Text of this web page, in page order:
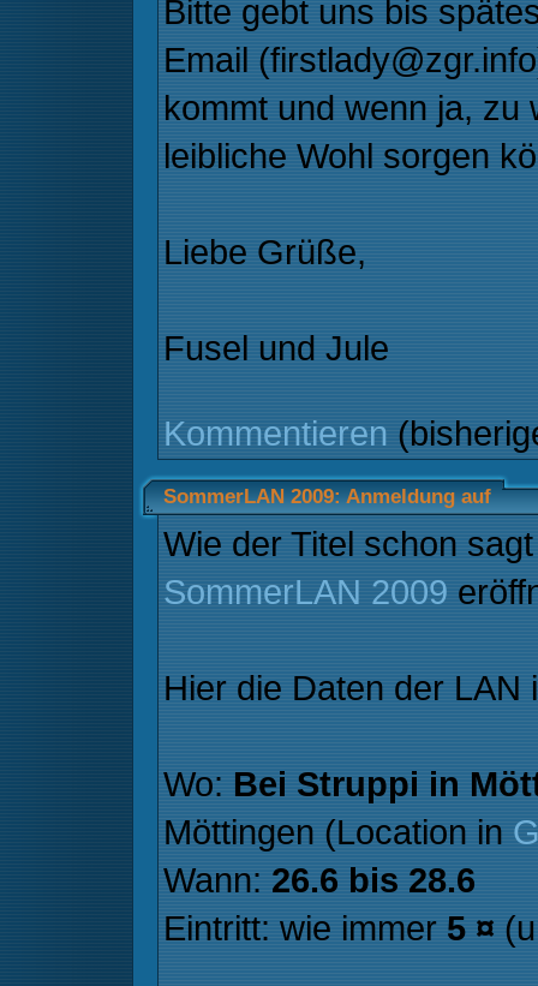
Bitte gebt uns bis
Email
kommt und wenn ja, zu
leibliche Wohl sorgen
Liebe Grüße,
Fusel und Jule
Kommentieren
SommerLAN 2009: Anmeldung auf
Wie der Titel schon
SommerLAN 2009
Hier die Daten der LAN
Wo: Bei Struppi in
Möttingen (Location in
Wann: 26.6 bis 28.6
Eintritt: wie immer 5 ¤